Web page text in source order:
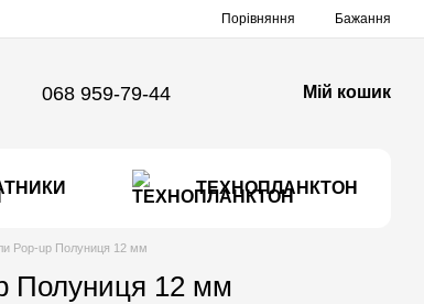
Порівняння Бажання
068 959-79-44 Мій кошик
ТЕХНОПЛАНКТОН
Pop-up Полуниця 12 мм
Полуниця 12 мм